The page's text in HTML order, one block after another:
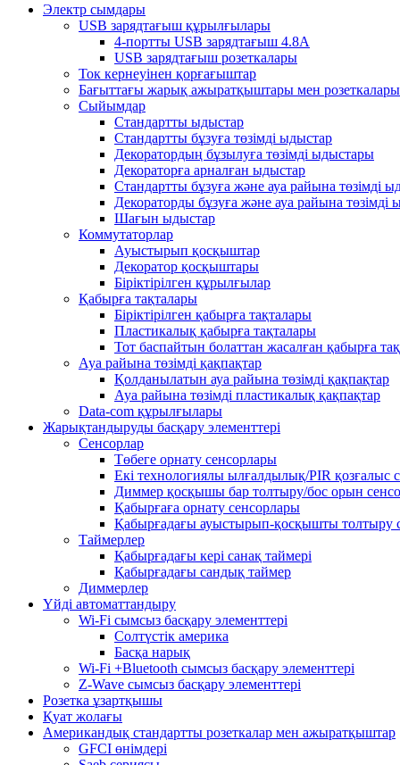
Электр сымдары
USB зарядтағыш құрылғылары
4-портты USB зарядтағыш 4.8A
USB зарядтағыш розеткалары
Ток кернеуінен қорғағыштар
Бағыттағы жарық ажыратқыштары мен розеткалары
Сыйымдар
Стандартты ыдыстар
Стандартты бұзуға төзімді ыдыстар
Декоратордың бұзылуға төзімді ыдыстары
Декораторға арналған ыдыстар
Стандартты бұзуға және ауа райына төзімді
Декораторды бұзуға және ауа райына төзімді
Шағын ыдыстар
Коммутаторлар
Ауыстырып қосқыштар
Декоратор қосқыштары
Біріктірілген құрылғылар
Қабырға тақталары
Біріктірілген қабырға тақталары
Пластикалық қабырға тақталары
Тот баспайтын болаттан жасалған қабырға
Ауа райына төзімді қақпақтар
Қолданылатын ауа райына төзімді қақпақтар
Ауа райына төзімді пластикалық қақпақтар
Data-com құрылғылары
Жарықтандыруды басқару элементтері
Сенсорлар
Төбеге орнату сенсорлары
Екі технологиялы ылғалдылық/PIR қозғалыс
Диммер қосқышы бар толтыру/бос орын
Қабырғаға орнату сенсорлары
Қабырғадағы ауыстырып-қосқышты толтыру
Таймерлер
Қабырғадағы кері санақ таймері
Қабырғадағы сандық таймер
Диммерлер
Үйді автоматтандыру
Wi-Fi сымсыз басқару элементтері
Солтүстік америка
Басқа нарық
Wi-Fi +Bluetooth сымсыз басқару элементтері
Z-Wave сымсыз басқару элементтері
Розетка ұзартқышы
Қуат жолағы
Американдық стандартты розеткалар мен ажыратқыштар
GFCI өнімдері